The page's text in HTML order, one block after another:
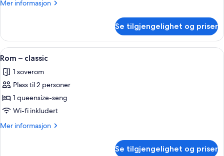
Mer informasjon
Mer
–
classic
(Sacré-
Se tilgjengelighet og priser
Åpne
alle
bildene
av
Rom
–
classic
Sengetøy av topp kvalitet, memory
5
Rom – classic
1 soverom
Plass til 2 personer
1 queensize-seng
Wi-fi inkludert
Mer informasjon
Mer
Se tilgjengelighet og priser